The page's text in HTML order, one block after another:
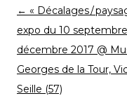
Navigation
des
articles
← « Décalages /
expo du 10
décembre 2017 @
Georges de la Tour,
Seille (57)